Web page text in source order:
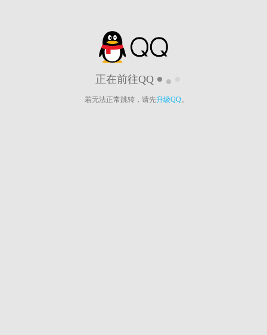
正在前往QQ
若无法正常跳转，请先升级QQ。